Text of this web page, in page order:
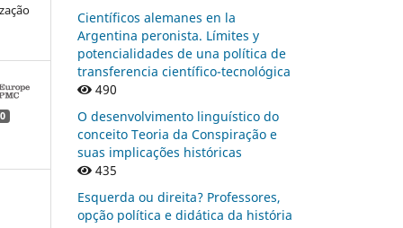
0
Científicos alemanes en la
Argentina peronista. Límites y
potencialidades de una política de
transferencia científico-tecnológica
490
O desenvolvimento linguístico do
conceito Teoria da Conspiração e
suas implicações históricas
435
Esquerda ou direita? Professores,
opção política e didática da história